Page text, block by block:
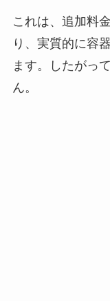
これは、追加料
り、実質的に容
ます。したがっ
ん。